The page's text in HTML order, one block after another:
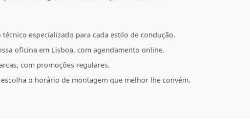
especializado para cada estilo de condução.
oficina em Lisboa, com agendamento online.
com promoções regulares.
o horário de montagem que melhor lhe convém.